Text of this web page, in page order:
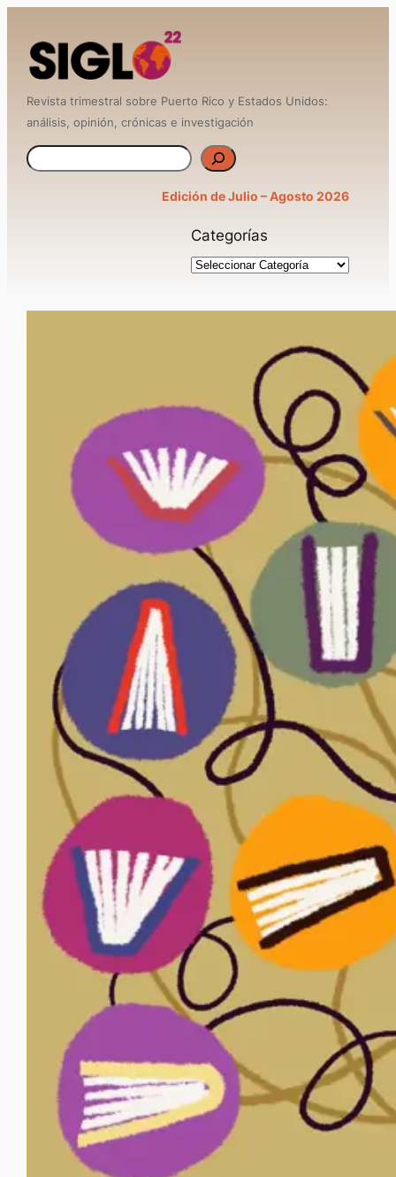
contenido
Revista trimestral sobre Puerto Rico y Estados Unidos:
análisis, opinión, crónicas e investigación
B
Edición de Julio – Agosto 2026
Categorías